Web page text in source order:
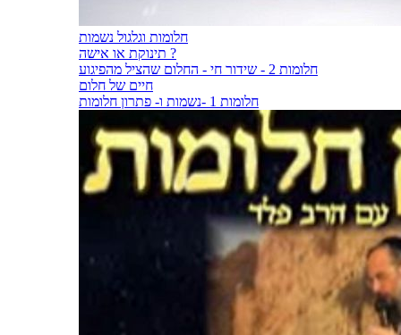
חלומות וגלגול נשמות
תינוקת או אישה ?
חלומות 2 - שידור חי - החלום שהציל מהפיגוע
חיים של חלום
חלומות 1 -נשמות ו- פתרון חלומות